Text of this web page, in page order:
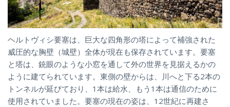
ヘルトヴィシ要塞は、巨大な四角形の塔によって補強された
威圧的な胸壁（城壁）全体が現在も保存されています。要塞
と塔は、銃眼のような小窓を通して外の世界を見据えるかの
ように建てられています。東側の壁からは、川へと下る2本の
トンネルが延びており、1本は給水、もう1本は通信のために
使用されていました。要塞の現在の姿は、12世紀に再建さ